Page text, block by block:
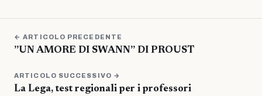
← ARTICOLO PRECEDENTE
”UN AMORE DI SWANN” DI PROUST
ARTICOLO SUCCESSIVO →
La Lega, test regionali per i professori